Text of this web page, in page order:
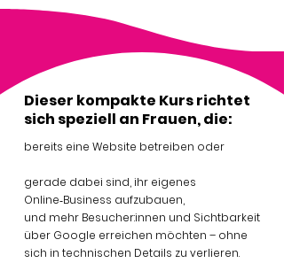
Dieser kompakte Kurs richtet
sich speziell an Frauen, die:
bereits eine Website betreiben oder
gerade dabei sind, ihr eigenes
Online‑Business aufzubauen,
und mehr Besucher:innen und Sichtbarkeit
über Google erreichen möchten – ohne
sich in technischen Details zu verlieren.